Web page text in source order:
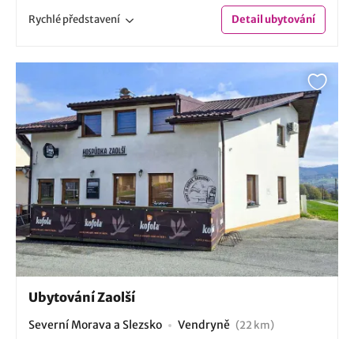
Rychlépředstavení Detailubytování
Ubytování Zaolší
Severní Morava a Slezsko Vendryně (22 km)